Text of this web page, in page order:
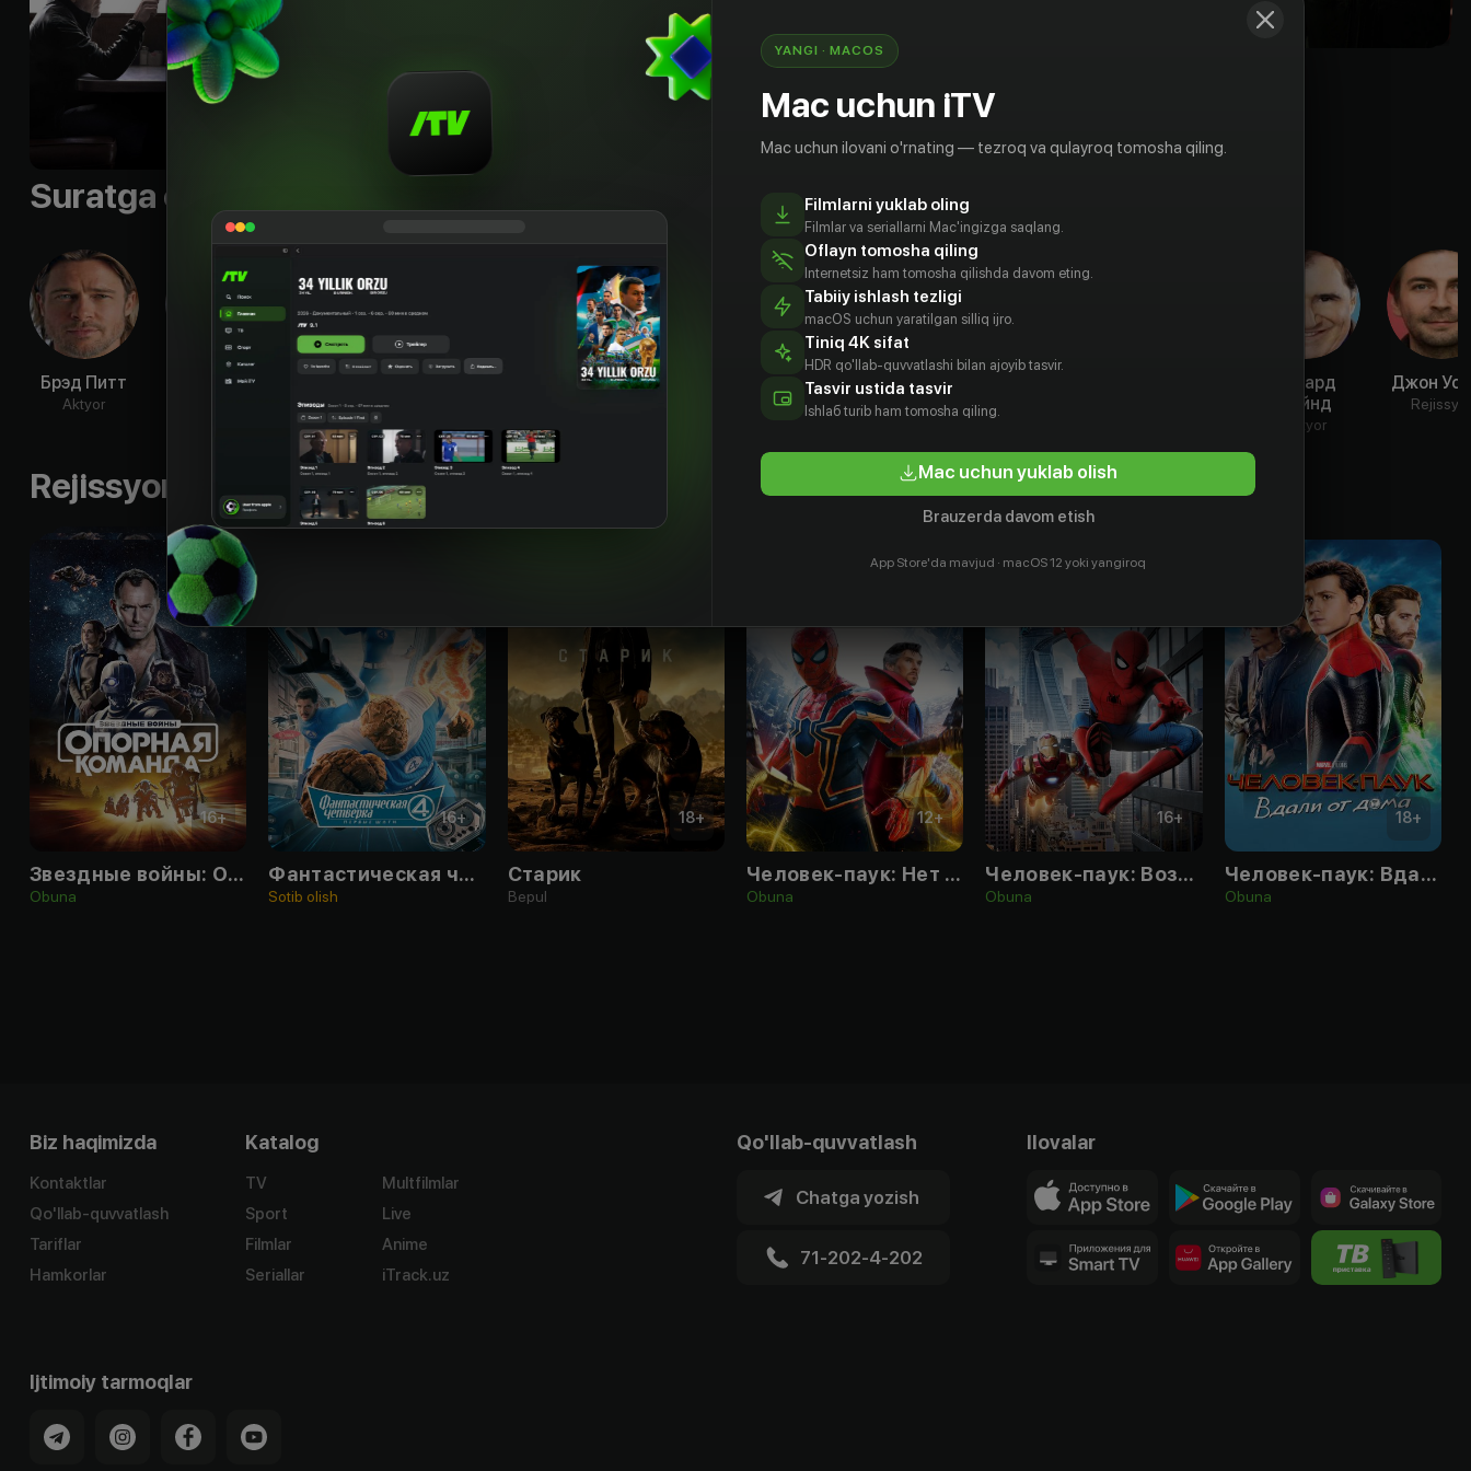
HD, UHD
Suratga olish guruhi
Брэд Питт
Aktyor
Джордж
Aktyor
Пурна
Алройли
Златко
Бурич
Ричард
Кайнд
Aktyor
Джон
Rejissyor
Rejissyorning boshqa ishlari
16+
Звездные войны: Опорная команда
Obuna
16+
Фантастическая четвёрка: Первые шаги
Sotib olish
18+
Старик
Bepul
12+
Человек-паук: Нет пути домой
Obuna
16+
Человек-паук: Возвращение домой
Obuna
18+
Человек-паук: Вдали от дома
Obuna
Biz haqimizda
Kontaktlar
Qo'llab-quvvatlash
Tariflar
Hamkorlar
Katalog
TV
Sport
Filmlar
Seriallar
Multfilmlar
Live
Anime
iTrack.uz
Qo'llab-quvvatlash
Chatga yozish
71-202-4-202
Ilovalar
Ijtimoiy tarmoqlar
YANGI · MACOS
Mac uchun iTV
Mac uchun ilovani o'rnating — tezroq va qulayroq tomosha qiling.
Filmlarni yuklab oling
Filmlar va seriallarni Mac'ingizga saqlang.
Oflayn tomosha qiling
Internetsiz ham tomosha qilishda davom eting.
Tabiiy ishlash tezligi
macOS uchun yaratilgan silliq ijro.
Tiniq 4K sifat
HDR qo'llab-quvvatlashi bilan ajoyib tasvir.
Tasvir ustida tasvir
Ishlаб turib ham tomosha qiling.
Mac uchun yuklab olish
Brauzerda davom etish
App Store'da mavjud · macOS 12 yoki yangiroq